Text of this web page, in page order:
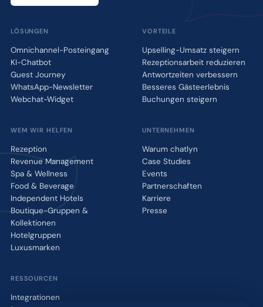
LÖSUNGEN
Omnichannel-Posteingang
KI-Chatbot
Guest Journey
WhatsApp-Newsletter
Webchat-Widget
VORTEILE
Upselling-Umsatz steigern
Rezeptionsarbeit reduzieren
Antwortzeiten verbessern
Besseres Gästeerlebnis
Buchungen steigern
WEM WIR HELFEN
Rezeption
Revenue Management
Spa & Wellness
Food & Beverage
Independent Hotels
Boutique-Gruppen &
Kollektionen
Hotelgruppen
Luxusmarken
UNTERNEHMEN
Warum chatlyn
Case Studies
Events
Partnerschaften
Karriere
Presse
RESSOURCEN
Integrationen